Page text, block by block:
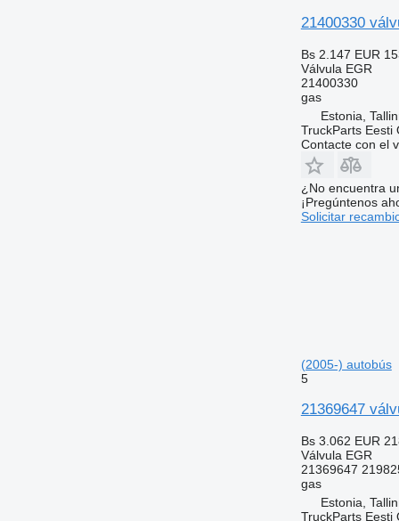
21400330
Bs 2.147 EUR
Válvula EGR
21400330
gas
Estonia,
TruckParts Eesti
Contacte con el
¿No encuentra
¡Pregúntenos
Solicitar
(2005-) autobús
5
21369647
Bs 3.062 EUR
Válvula EGR
21369647
gas
Estonia,
TruckParts Eesti